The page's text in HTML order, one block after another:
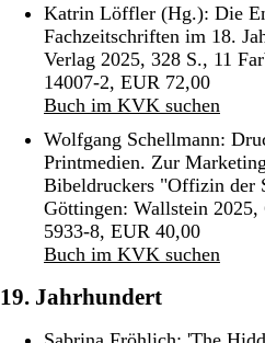
Katrin Löffler (Hg.): Die
Fachzeitschriften im 18.
Verlag 2025, 328 S., 11
14007-2, EUR 72,00
Buch im KVK suchen
Wolfgang Schellmann:
Printmedien. Zur
Bibeldruckers "Offizin der
Göttingen: Wallstein
5933-8, EUR 40,00
Buch im KVK suchen
19. Jahrhundert